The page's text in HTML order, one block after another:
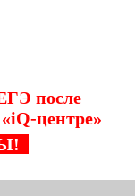
после
центре»